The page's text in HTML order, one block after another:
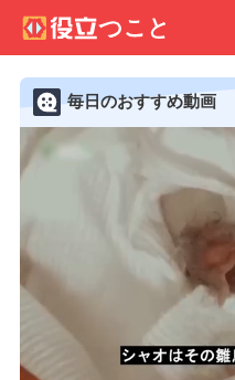
毎日のおすすめ動画